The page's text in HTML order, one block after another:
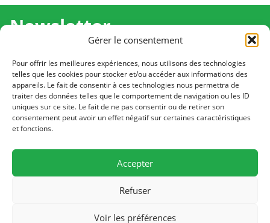
Gérer le consentement
Pour offrir les meilleures expériences, nous utilisons des technologies
telles que les cookies pour stocker et/ou accéder aux informations des
appareils. Le fait de consentir à ces technologies nous permettra de
traiter des données telles que le comportement de navigation ou les ID
uniques sur ce site. Le fait de ne pas consentir ou de retirer son
consentement peut avoir un effet négatif sur certaines caractéristiques
et fonctions.
Accepter
Refuser
Voir les préférences
Newsletter
Recevez l'actualité de Ma Chance Moi Aussi pour en
savoir plus sur nos temps forts et nos résultats.
Cliquez pour vous inscrire